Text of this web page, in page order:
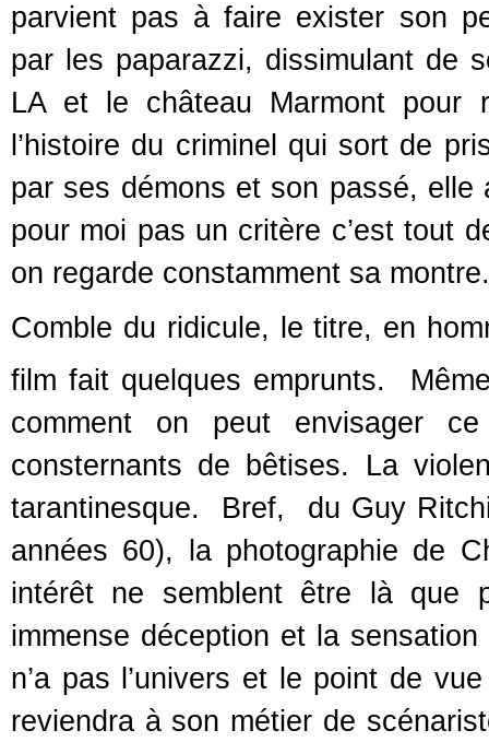
parvient pas à faire exister son
par les paparazzi, dissimulant de
LA et le château Marmont pour
l’histoire du criminel qui sort de
par ses démons et son passé,
pour moi pas un critère c’est tout
on regarde constamment sa montre.
Comble du ridicule, le titre, en
film fait quelques emprunts.
comment on peut envisager
consternants de bêtises. La
tarantinesque. Bref, du Guy
années 60), la photographie de
intérêt ne semblent être là que
immense déception et la
n’a pas l’univers et le point de
reviendra à son métier de